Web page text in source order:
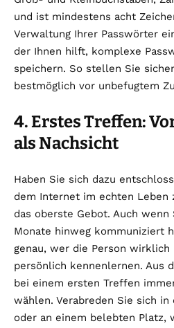
und ist mindestens acht
Verwaltung Ihrer Passwörter
der Ihnen hilft, komplexe
speichern. So stellen Sie
bestmöglich vor unbefugtem
4. Erstes Treffen:
als Nachsicht
Haben Sie sich dazu
dem Internet im echten
das oberste Gebot. Auch wenn
Monate hinweg kommuniziert
genau, wer die Person wirklich
persönlich kennenlernen. Aus
bei einem ersten Treffen
wählen. Verabreden Sie sich in
oder an einem belebten Platz,